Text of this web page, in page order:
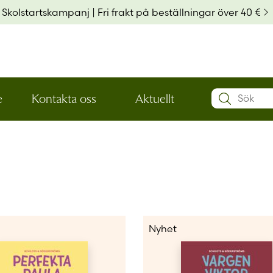
Skolstartskampanj | Fri frakt på beställningar över 40 €
Glömt ditt
Har du
Kontakta oss
den
Aktuellt
den
Search:
Nyhet